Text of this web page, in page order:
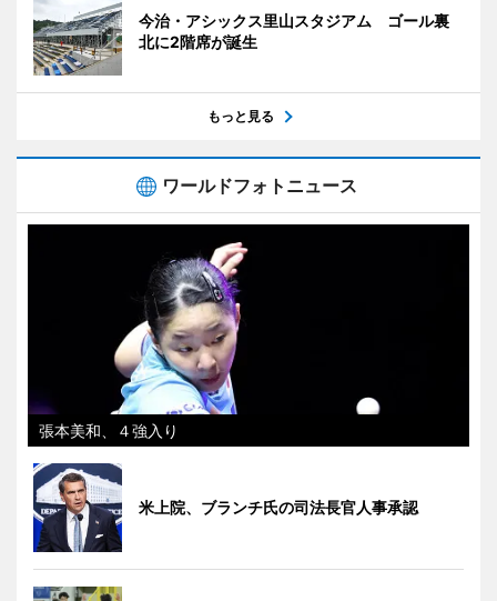
今治・アシックス里山スタジアム ゴール裏
北に2階席が誕生
もっと見る
ワールドフォトニュース
張本美和、４強入り
米上院、ブランチ氏の司法長官人事承認